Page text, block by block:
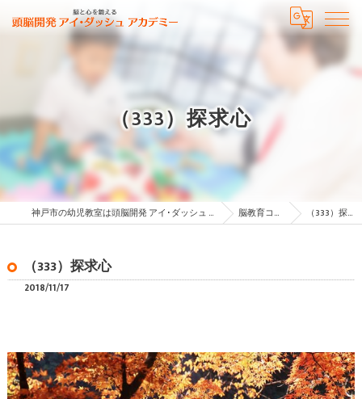
（333）探求心
神戸市の幼児教室は頭脳開発 アイ･ダッシュ アカデミー 脳教育コラム （333）探求心
（333）探求心
2018/11/17